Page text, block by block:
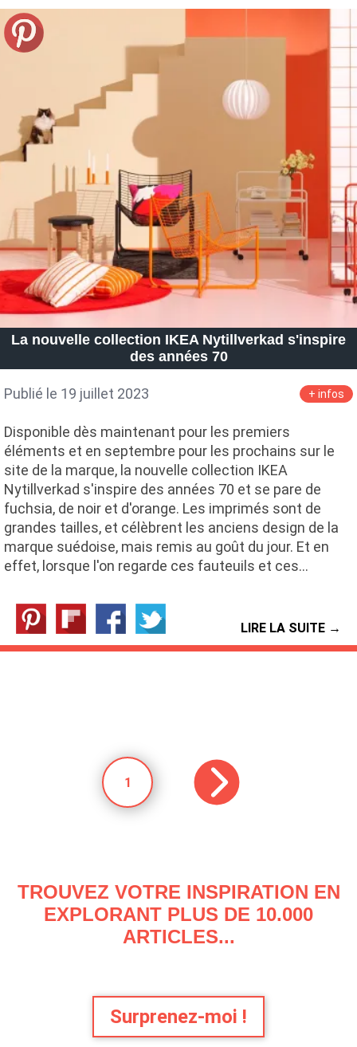
La nouvelle collection IKEA Nytillverkad s'inspire
des années 70
Publié le 19 juillet 2023 + infos
Disponible dès maintenant pour les premiers
éléments et en septembre pour les prochains sur le
site de la marque, la nouvelle collection IKEA
Nytillverkad s'inspire des années 70 et se pare de
fuchsia, de noir et d'orange. Les imprimés sont de
grandes tailles, et célèbrent les anciens design de la
marque suédoise, mais remis au goût du jour. Et en
effet, lorsque l'on regarde ces fauteuils et ces…
LIRE LA SUITE →
1
TROUVEZ VOTRE INSPIRATION EN
EXPLORANT PLUS DE 10.000
ARTICLES...
Surprenez-moi !